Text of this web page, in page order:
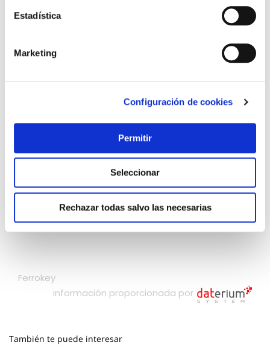
Estadística
Marketing
Configuración de cookies
Permitir
Seleccionar
Rechazar todas salvo las necesarias
También te puede interesar